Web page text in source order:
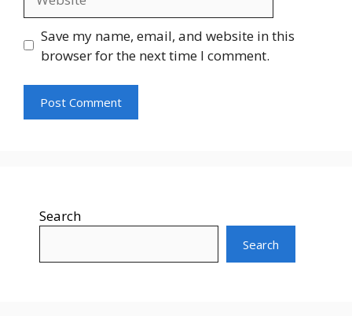
Save my name, email, and website in this
browser for the next time I comment.
Search
Search